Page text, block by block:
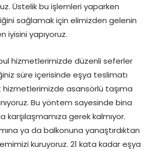
Üstelik bu işlemleri yaparken
sağlamak için elimizden gelenin
iyisini yapıyoruz.
hizmetlerimizde düzenli seferler
süre içerisinde eşya teslimatı
hizmetlerimizde asansörlü taşıma
Bu yöntem sayesinde bina
karşılaşmamıza gerek kalmıyor.
ya da balkonuna yanaştırdıktan
kuruyoruz. 21 kata kadar eşya